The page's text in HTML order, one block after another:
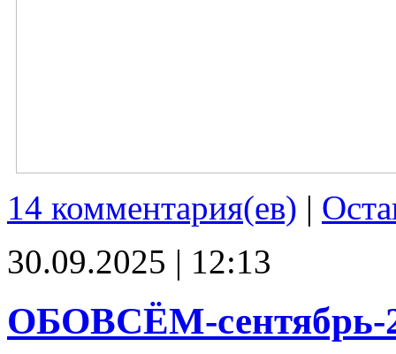
14 комментария(ев) |
30.09.2025 | 12:13
ОБОВСЁМ-сентябрь-